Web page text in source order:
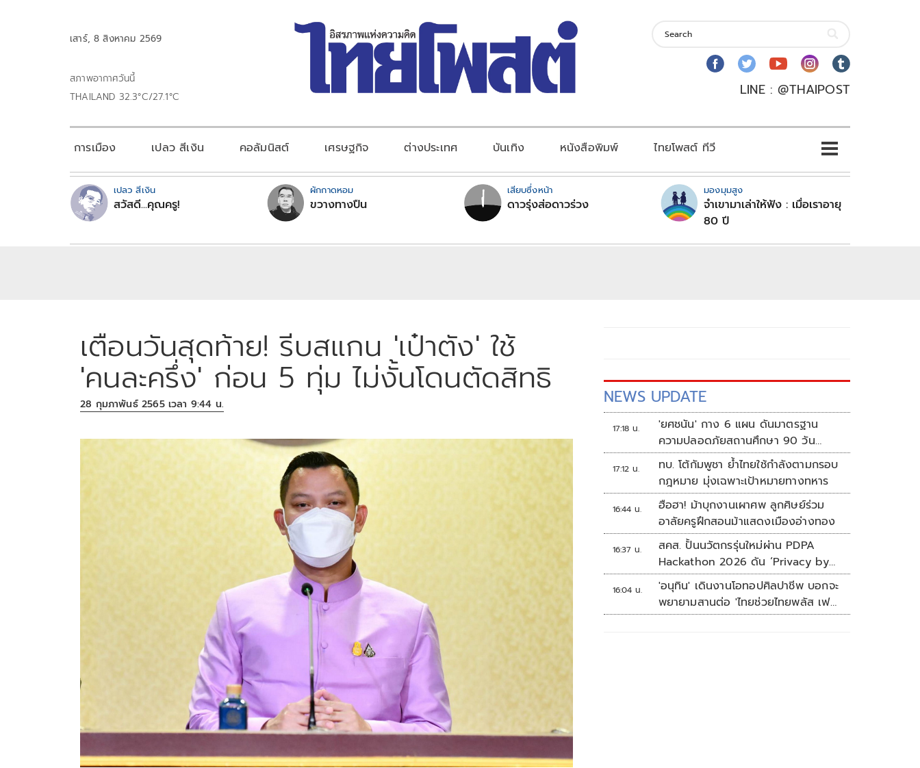
เสาร์, 8 สิงหาคม 2569
สภาพอากาศวันนี้
THAILAND 32.3°C/27.1°C
LINE : @THAIPOST
การเมือง เปลว สีเงิน คอลัมนิสต์ เศรษฐกิจ ต่างประเทศ บันเทิง หนังสือพิมพ์ ไทยโพสต์ ทีวี
เปลว สีเงิน
สวัสดี...คุณครู!
ผักกาดหอม
ขวางทางปืน
เสียบซึ่งหน้า
ดาวรุ่งส่อดาวร่วง
มองมุมสูง
จำเขามาเล่าให้ฟัง : เมื่อเราอายุ
80 ปี
เตือนวันสุดท้าย! รีบสแกน 'เป๋าตัง' ใช้
'คนละครึ่ง' ก่อน 5 ทุ่ม ไม่งั้นโดนตัดสิทธิ
28 กุมภาพันธ์ 2565 เวลา 9:44 น. NEWS UPDATE
17:18 น.
'ยศชนัน' กาง 6 แผน ดันมาตรฐาน
ความปลอดภัยสถานศึกษา 90 วัน
ป้องกันก่อเหตุรุนแรง
17:12 น.
ทบ. โต้กัมพูชา ย้ำไทยใช้กำลังตามกรอบ
กฎหมาย มุ่งเฉพาะเป้าหมายทางทหาร
16:44 น.
ฮือฮา! ม้าบุกงานเผาศพ ลูกศิษย์ร่วม
อาลัยครูฝึกสอนม้าแสดงเมืองอ่างทอง
16:37 น.
สคส. ปั้นนวัตกรรุ่นใหม่ผ่าน PDPA
Hackathon 2026 ดัน ‘Privacy by
Design for all’ สู่โซลูชันคุ้มครอง
ข้อมูลส่วนบุคคลที่ใช้ได้จริง
16:04 น.
'อนุทิน' เดินงานโอทอปศิลปาชีพ บอกจะ
พยายามสานต่อ 'ไทยช่วยไทยพลัส เฟส
2'